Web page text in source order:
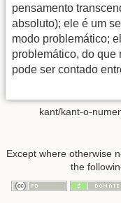
pensamento
absoluto); ele é um
modo problemático;
problemático, do que
pode ser contado
kant/kant-o-
Except where otherwise
the